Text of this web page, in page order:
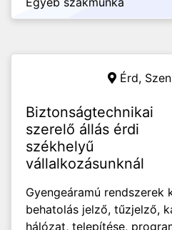
Érd,
Biztonságtechnikai
szerelő állás érdi
székhelyű
vállalkozásunknál
Gyengeáramú rendszerek
behatolás jelző, tűzjelző,
hálózat, telepítése,